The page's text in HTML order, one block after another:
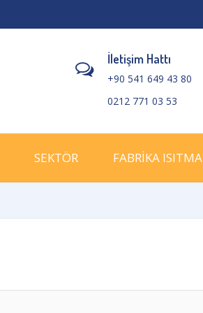
İletişim Hattı
+90 541 649 43 80
0212 771 03 53
SEKTÖR FABRİKA ISITMA